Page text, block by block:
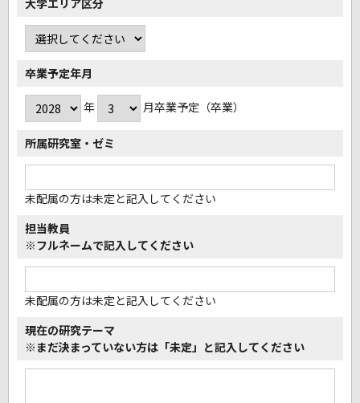
大学エリア区分
卒業予定年月
年 月卒業予定（卒業）
所属研究室・ゼミ
未配属の方は未定と記入してください
担当教員
※フルネームで記入してください
未配属の方は未定と記入してください
現在の研究テーマ
※まだ決まっていない方は 「未定」と記入してください